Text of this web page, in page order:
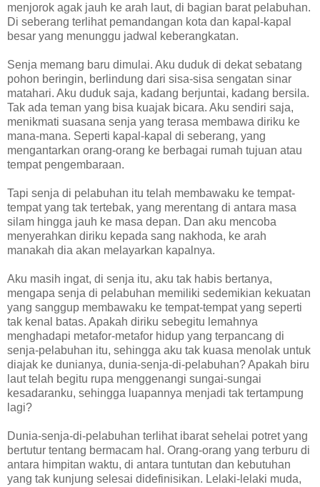
menjorok agak jauh ke arah laut, di bagian barat pelabuhan.
Di seberang terlihat pemandangan kota dan kapal-kapal
besar yang menunggu jadwal keberangkatan.
Senja memang baru dimulai. Aku duduk di dekat sebatang
pohon beringin, berlindung dari sisa-sisa sengatan sinar
matahari. Aku duduk saja, kadang berjuntai, kadang bersila.
Tak ada teman yang bisa kuajak bicara. Aku sendiri saja,
menikmati suasana senja yang terasa membawa diriku ke
mana-mana. Seperti kapal-kapal di seberang, yang
mengantarkan orang-orang ke berbagai rumah tujuan atau
tempat pengembaraan.
Tapi senja di pelabuhan itu telah membawaku ke tempat-
tempat yang tak tertebak, yang merentang di antara masa
silam hingga jauh ke masa depan. Dan aku mencoba
menyerahkan diriku kepada sang nakhoda, ke arah
manakah dia akan melayarkan kapalnya.
Aku masih ingat, di senja itu, aku tak habis bertanya,
mengapa senja di pelabuhan memiliki sedemikian kekuatan
yang sanggup membawaku ke tempat-tempat yang seperti
tak kenal batas. Apakah diriku sebegitu lemahnya
menghadapi metafor-metafor hidup yang terpancang di
senja-pelabuhan itu, sehingga aku tak kuasa menolak untuk
diajak ke dunianya, dunia-senja-di-pelabuhan? Apakah biru
laut telah begitu rupa menggenangi sungai-sungai
kesadaranku, sehingga luapannya menjadi tak tertampung
lagi?
Dunia-senja-di-pelabuhan terlihat ibarat sehelai potret yang
bertutur tentang bermacam hal. Orang-orang yang terburu di
antara himpitan waktu, di antara tuntutan dan kebutuhan
yang tak kunjung selesai didefinisikan. Lelaki-lelaki muda,